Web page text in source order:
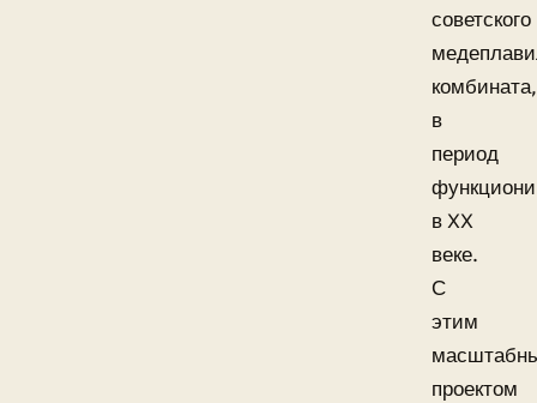
советского
комбината,
в
период
в XX
веке.
С
этим
проектом